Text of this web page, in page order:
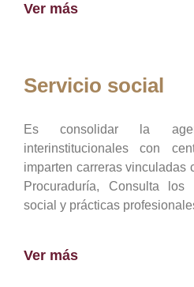
Ver más
Servicio social
Es consolidar la
interinstitucionales con
imparten carreras vinculadas
Procuraduría, Consulta
social y prácticas
Ver más